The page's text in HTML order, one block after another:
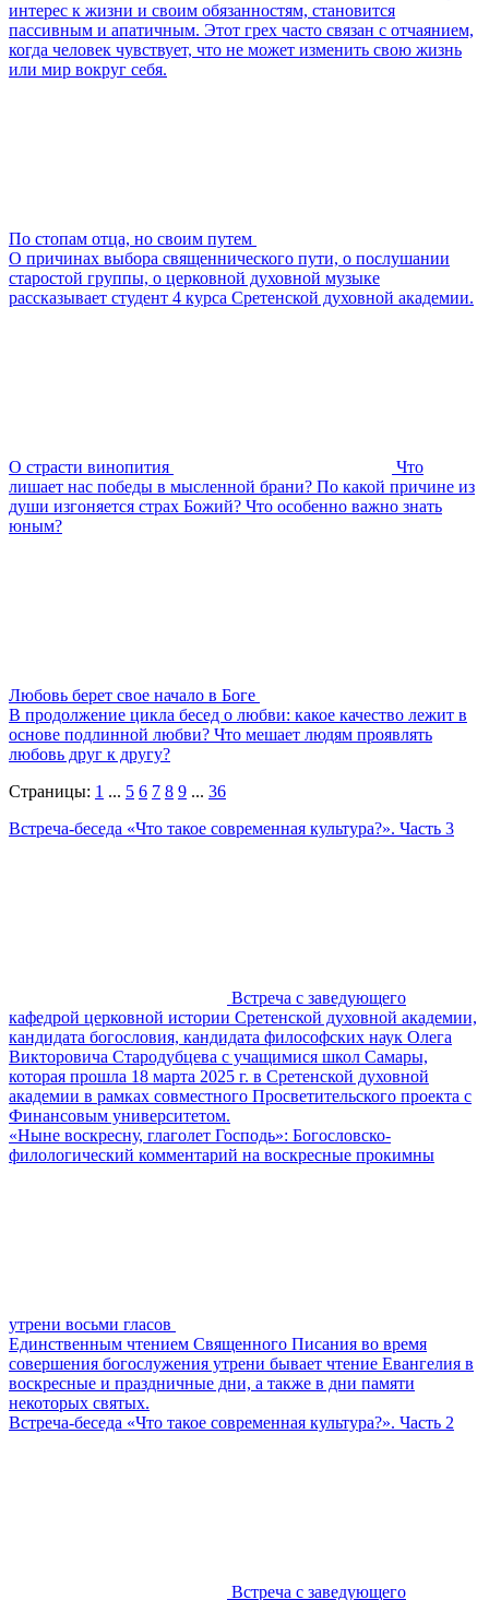
интерес к жизни и своим обязанностям, становится
пассивным и апатичным. Этот грех часто связан с отчаянием,
когда человек чувствует, что не может изменить свою жизнь
или мир вокруг себя.
По стопам отца, но своим путем
О причинах выбора священнического пути, о послушании
старостой группы, о церковной духовной музыке
рассказывает студент 4 курса Сретенской духовной академии.
О страсти винопития
Что
лишает нас победы в мысленной брани? По какой причине из
души изгоняется страх Божий? Что особенно важно знать
юным?
Любовь берет свое начало в Боге
В продолжение цикла бесед о любви: какое качество лежит в
основе подлинной любви? Что мешает людям проявлять
любовь друг к другу?
Страницы: 1 ... 5 6 7 8 9 ... 36
Встреча-беседа «Что такое современная культура?». Часть 3
Встреча с заведующего
кафедрой церковной истории Сретенской духовной академии,
кандидата богословия, кандидата философских наук Олега
Викторовича Стародубцева с учащимися школ Самары,
которая прошла 18 марта 2025 г. в Сретенской духовной
академии в рамках совместного Просветительского проекта с
Финансовым университетом.
«Ныне воскресну, глаголет Господь»: Богословско-
филологический комментарий на воскресные прокимны
утрени восьми гласов
Единственным чтением Священного Писания во время
совершения богослужения утрени бывает чтение Евангелия в
воскресные и праздничные дни, а также в дни памяти
некоторых святых.
Встреча-беседа «Что такое современная культура?». Часть 2
Встреча с заведующего